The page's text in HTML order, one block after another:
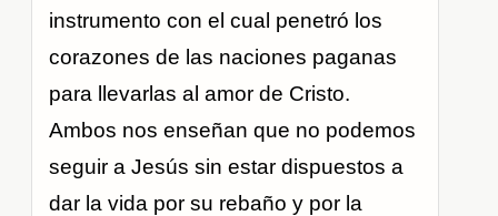
instrumento con el cual penetró los
corazones de las naciones paganas
para llevarlas al amor de Cristo.
Ambos nos enseñan que no podemos
seguir a Jesús sin estar dispuestos a
dar la vida por su rebaño y por la